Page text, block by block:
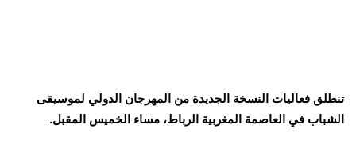
تنطلق فعاليات النسخة الجديدة من المهرجان الدولي لموسيقى
الشباب في العاصمة المغربية الرباط، مساء الخميس المقبل.